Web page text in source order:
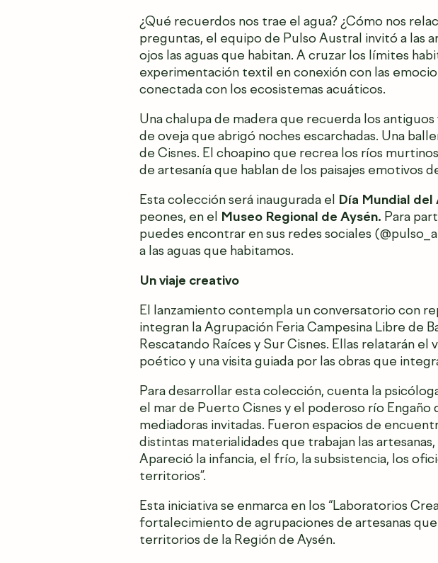
¿Qué recuerdos nos trae el agua? ¿Cómo nos
preguntas, el equipo de Pulso Austral invitó a las
ojos las aguas que habitan. A cruzar los límites
experimentación textil en conexión con las
conectada con los ecosistemas acuáticos.
Una chalupa de madera que recuerda los
de oveja que abrigó noches escarchadas. Una
de Cisnes. El choapino que recrea los ríos
de artesanía que hablan de los paisajes emotivos
Esta colección será inaugurada el Día Mundial del
peones, en el Museo Regional de Aysén. Para
puedes encontrar en sus redes sociales
a las aguas que habitamos.
Un viaje creativo
El lanzamiento contempla un conversatorio con
integran la Agrupación Feria Campesina Libre de
Rescatando Raíces y Sur Cisnes. Ellas relatarán
poético y una visita guiada por las obras que
Para desarrollar esta colección, cuenta la
el mar de Puerto Cisnes y el poderoso río
mediadoras invitadas. Fueron espacios de
distintas materialidades que trabajan las
Apareció la infancia, el frío, la subsistencia, los
territorios”.
Esta iniciativa se enmarca en los “Laboratorios
fortalecimiento de agrupaciones de artesanas
territorios de la Región de Aysén.